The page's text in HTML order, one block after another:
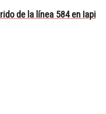
de la línea 584 en Iapi